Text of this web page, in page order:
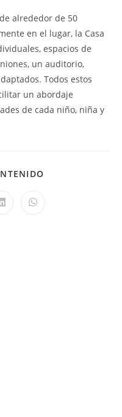
alrededor de 50
en el lugar, la Casa
espacios de
un auditorio,
Todos estos
un abordaje
de cada niño, niña y